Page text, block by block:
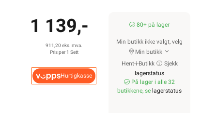
1 139,-
911,20 eks. mva.
Pris per 1 Sett
Hurtigkasse
80+ på lager
Min butikk ikke valgt, velg
Min butikk
Hent-i-Butikk
Sjekk
lagerstatus
På lager i alle 32
butikkene, se lagerstatus